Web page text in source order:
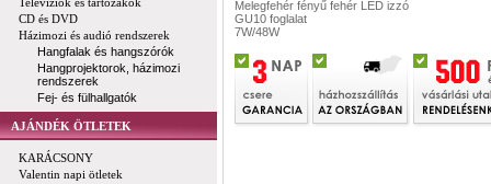
CD és DVD
Házimozi és audió rendszerek
Hangfalak és hangszórók
Hangprojektorok, házimozi
rendszerek
Fej- és fülhallgatók
AJÁNDÉK ÖTLETEK
KARÁCSONY
Valentin napi ötletek
Melegfehér fényű fehér LED izzó
GU10 foglalat
7W/48W